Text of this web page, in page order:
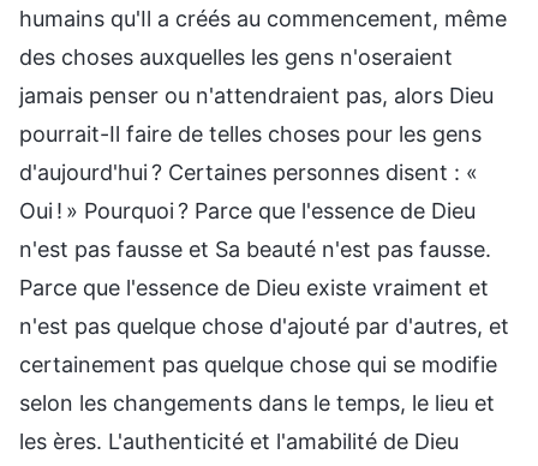
humains qu'Il a créés au commencement, même
des choses auxquelles les gens n'oseraient
jamais penser ou n'attendraient pas, alors Dieu
pourrait-Il faire de telles choses pour les gens
d'aujourd'hui ? Certaines personnes disent : «
Oui ! » Pourquoi ? Parce que l'essence de Dieu
n'est pas fausse et Sa beauté n'est pas fausse.
Parce que l'essence de Dieu existe vraiment et
n'est pas quelque chose d'ajouté par d'autres, et
certainement pas quelque chose qui se modifie
selon les changements dans le temps, le lieu et
les ères. L'authenticité et l'amabilité de Dieu